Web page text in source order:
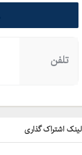
تلفن
اشتراک گذاری